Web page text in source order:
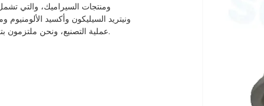
ونيتريد السيليكون وأكسيد
عملية التصنيع، ونحن ملتزمون بتقديم المنتجات التي تلبي أعلى معايير الجودة لتلبية احتياجات عملائنا.